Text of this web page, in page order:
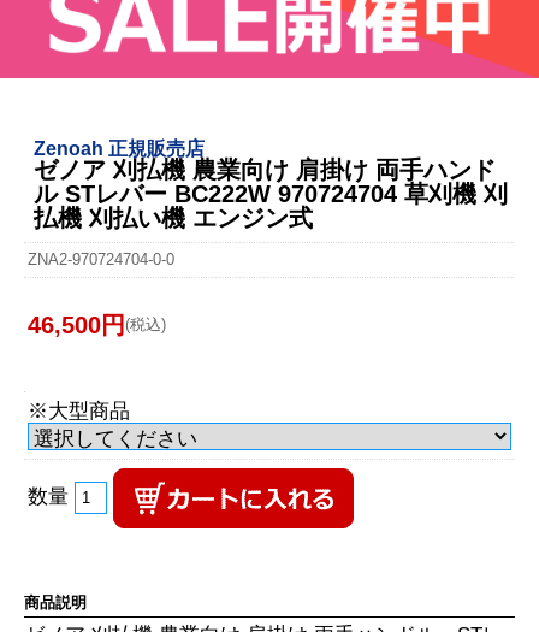
Zenoah 正規販売店
ゼノア 刈払機 農業向け 肩掛け 両手ハンド
ル STレバー BC222W 970724704 草刈機 刈
払機 刈払い機 エンジン式
ZNA2-970724704-0-0
46,500円 (税込)
※大型商品
数量
商品説明